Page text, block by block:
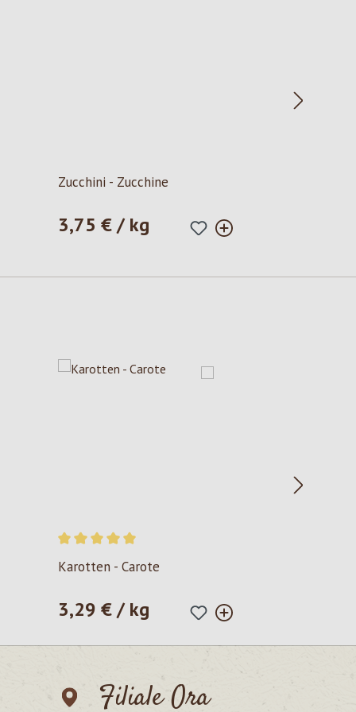
Zucchini - Zucchine
Prezzo normale:
3,75 € / kg
Valutazione media di 5 su 5 stelle
Karotten - Carote
Prezzo normale:
3,29 € / kg
Filiale Ora